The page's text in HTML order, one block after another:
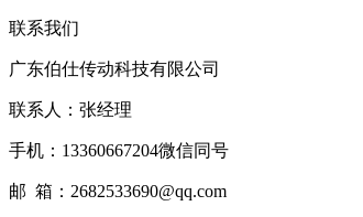
联系我们
广东伯仕传动科技有限公司
联系人：张经理
手机：13360667204微信同号
邮 箱：2682533690@qq.com